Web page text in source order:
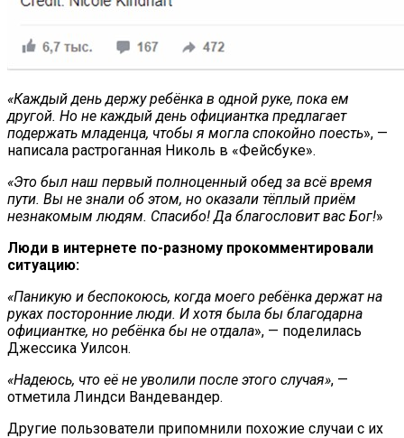
«Каждый день держу ребёнка в одной руке, пока ем
другой. Но не каждый день официантка предлагает
подержать младенца, чтобы я могла спокойно поесть», —
написала растроганная Николь в «Фейсбуке».
«Это был наш первый полноценный обед за всё время
пути. Вы не знали об этом, но оказали тёплый приём
незнакомым людям. Спасибо! Да благословит вас Бог!»
Люди в интернете по-разному прокомментировали
ситуацию:
«Паникую и беспокоюсь, когда моего ребёнка держат на
руках посторонние люди. И хотя была бы благодарна
официантке, но ребёнка бы не отдала», — поделилась
Джессика Уилсон.
«Надеюсь, что её не уволили после этого случая», —
отметила Линдси Вандевандер.
Другие пользователи припомнили похожие случаи с их